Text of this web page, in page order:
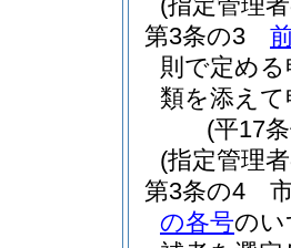
第3条の3
則で定め
類を添え
(平17
(指定管理
第3条の4
の各号のい